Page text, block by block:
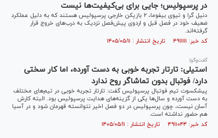
در پرسپولیس؛ جایی برای بی‌کیفیت‌ها نیست
دنیل گرا و تیوی بیفوما، ۲ بازیکن خارجی پرسپولیس هستند که به دلیل عملکرد
ضعیف خود در فصل قبل و اردوی پیش‌فصل نزدیک به درب‌های خروج قرار
گرفته‌اند.
کد خبر: ۴۹۱۱۱۱۱ تاریخ انتشار : ۱۴۰۵/۰۵/۱۱
گفت‌و‌گو|
استیلی: تارتار تجربه خوبی به دست آورده، اما کار سختی
دارد/ فوتبال بدون تماشاگر روح ندارد
پیشکسوت تیم فوتبال پرسپولیس گفت: تارتار تجربه خوبی در تیم‌های مختلف
به دست آورده و سال‌ها یکی از گزینه‌های هدایت پرسپولیس بود. البته کارش
آسان نیست، چون پرسپولیس در دو فصل اخیر نتوانسته قهرمان شود و در آسیا
هم حضور نداشته است.
کد خبر: ۴۹۱۱۰۴۴ تاریخ انتشار : ۱۴۰۵/۰۵/۱۱